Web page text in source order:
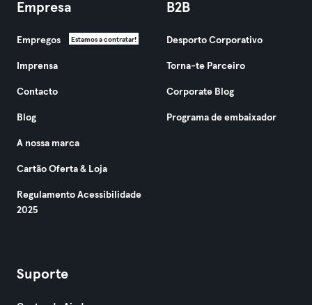
Empresa
Empregos Estamos a contratar!
Imprensa
Contacto
Blog
A nossa marca
Cartão Oferta & Loja
Regulamento Acessibilidade
2025
B2B
Desporto Corporativo
Torna-te Parceiro
Corporate Blog
Programa de embaixador
Suporte